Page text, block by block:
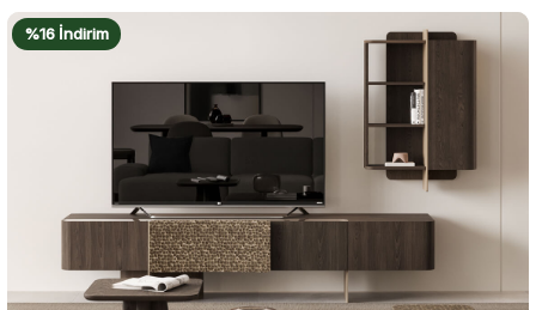
%19 İndirim